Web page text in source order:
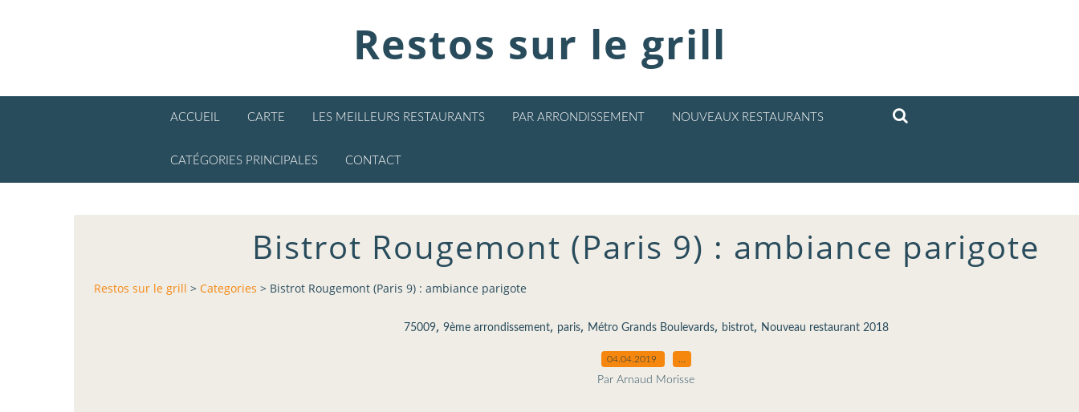
Restos sur le grill
ACCUEIL CARTE LES MEILLEURS RESTAURANTS PAR ARRONDISSEMENT NOUVEAUX RESTAURANTS
CATÉGORIES PRINCIPALES CONTACT
Bistrot Rougemont (Paris 9) : ambiance parigote
Restos sur le grill > Categories > Bistrot Rougemont (Paris 9) : ambiance parigote
75009, 9ème arrondissement, paris, Métro Grands Boulevards, bistrot, Nouveau restaurant 2018
04.04.2019
Par Arnaud Morisse